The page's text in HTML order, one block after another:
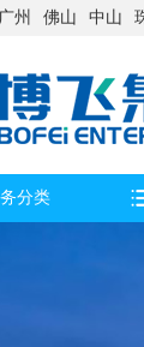
广州 佛山 中山
分类